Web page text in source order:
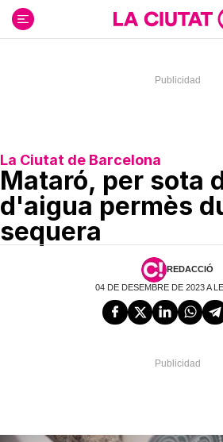
contenido
La Ciutat de Barcelona
Mataró, per sota
d'aigua permès
sequera
REDACCIÓ
04 DE DESEMBRE DE 2023 A